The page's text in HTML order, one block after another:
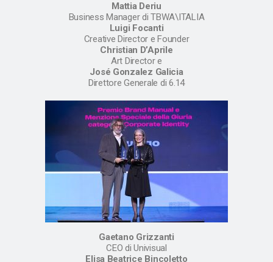
Mattia Deriu
Business Manager di TBWA\ITALIA
Luigi Focanti
Creative Director e Founder
Christian D’Aprile
Art Director e
José Gonzalez Galicia
Direttore Generale di 6.14
Gaetano Grizzanti
CEO di Univisual
Elisa Beatrice Bincoletto